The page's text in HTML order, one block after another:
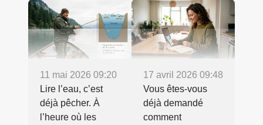
11 mai 2026 09:20
Lire l’eau, c’est
déjà pêcher. À
l’heure où les
17 avril 2026 09:48
Vous êtes-vous
déjà demandé
comment